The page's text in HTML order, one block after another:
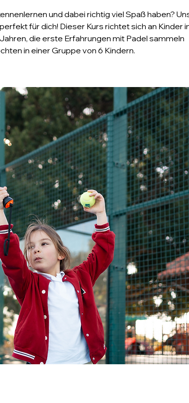
und dabei richtig viel Spaß haben?
für dich! Dieser Kurs richtet sich an Kinder
die erste Erfahrungen mit Padel sammeln
in einer Gruppe von 6 Kindern.